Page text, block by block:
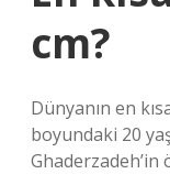
cm?
Dünyanın en
boyundaki 20